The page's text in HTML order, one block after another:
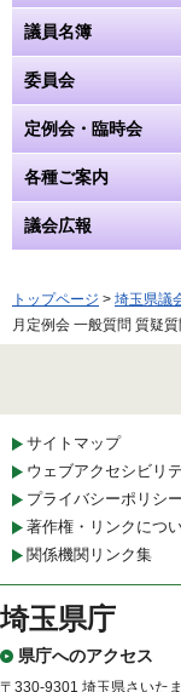
議員名簿
委員会
定例会・臨時会
各種ご案内
議会広報
トップページ > 埼玉県議
月定例会 一般質問 質疑
サイトマップ
ウェブアクセシビリ
プライバシーポリシ
著作権・リンクにつ
関係機関リンク集
埼玉県庁
県庁へのアクセス
〒330-9301 埼玉県さいた